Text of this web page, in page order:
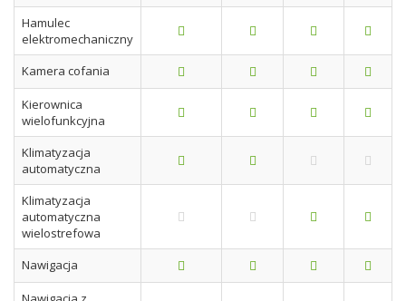
Hamulec
elektromechaniczny
Kamera cofania
Kierownica
wielofunkcyjna
Klimatyzacja
automatyczna
Klimatyzacja
automatyczna
wielostrefowa
Nawigacja